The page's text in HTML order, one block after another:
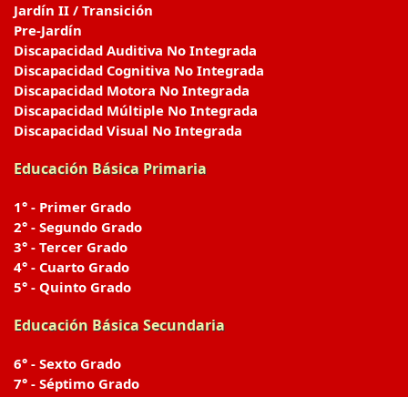
Jardín II / Transición
Pre-Jardín
Discapacidad Auditiva No Integrada
Discapacidad Cognitiva No Integrada
Discapacidad Motora No Integrada
Discapacidad Múltiple No Integrada
Discapacidad Visual No Integrada
Educación Básica Primaria
1° - Primer Grado
2° - Segundo Grado
3° - Tercer Grado
4° - Cuarto Grado
5° - Quinto Grado
Educación Básica Secundaria
6° - Sexto Grado
7° - Séptimo Grado